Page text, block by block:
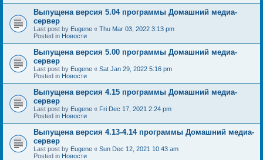
Выпущена версия 5.04 программы Домашний медиа-
сервер
Last post by Eugene « Thu Mar 03, 2022 3:13 pm
Posted in Новости
Выпущена версия 5.00 программы Домашний медиа-
сервер
Last post by Eugene « Sat Jan 29, 2022 5:16 pm
Posted in Новости
Выпущена версия 4.15 программы Домашний медиа-
сервер
Last post by Eugene « Fri Dec 17, 2021 2:24 pm
Posted in Новости
Выпущена версия 4.13-4.14 программы Домашний медиа-
сервер
Last post by Eugene « Sun Dec 12, 2021 10:43 am
Posted in Новости